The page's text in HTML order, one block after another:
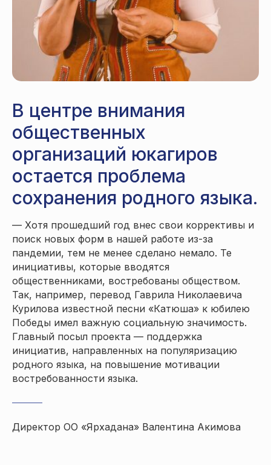
В центре внимания
общественных
организаций юкагиров
остается проблема
сохранения родного языка.
— Хотя прошедший год внес свои коррективы и
поиск новых форм в нашей работе из-за
пандемии, тем не менее сделано немало. Те
инициативы, которые вводятся
общественниками, востребованы обществом.
Так, например, перевод Гаврила Николаевича
Курилова известной песни «Катюша» к юбилею
Победы имел важную социальную значимость.
Главный посыл проекта — поддержка
инициатив, направленных на популяризацию
родного языка, на повышение мотивации
востребованности языка.
Директор ОО «Ярхадана» Валентина Акимова